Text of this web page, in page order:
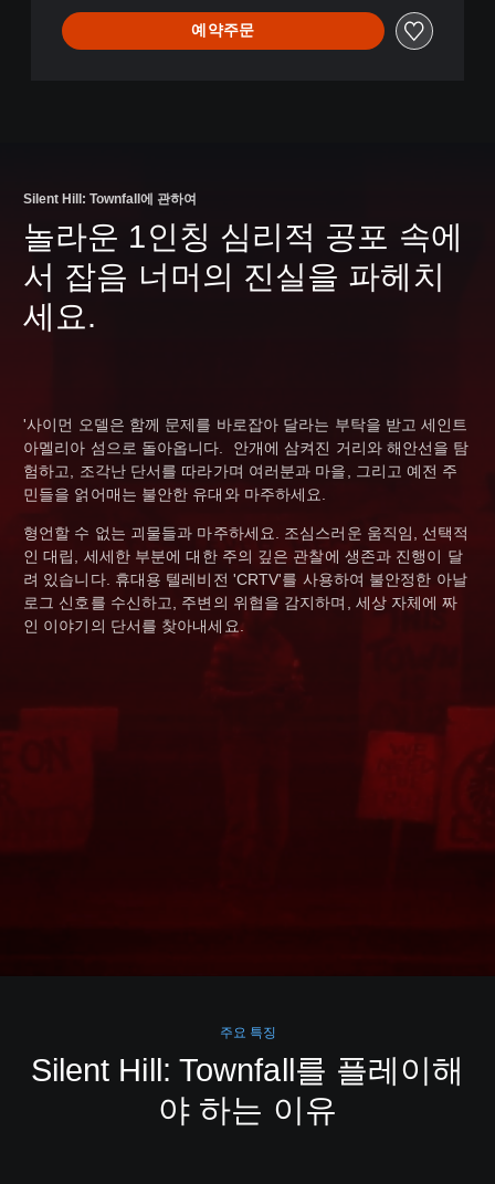
예약주문
Silent Hill: Townfall에 관하여
놀라운 1인칭 심리적 공포 속에
서 잡음 너머의 진실을 파헤치
세요.
'사이먼 오델은 함께 문제를 바로잡아 달라는 부탁을 받고 세인트
아멜리아 섬으로 돌아옵니다. 안개에 삼켜진 거리와 해안선을 탐
험하고, 조각난 단서를 따라가며 여러분과 마을, 그리고 예전 주
민들을 얽어매는 불안한 유대와 마주하세요.
형언할 수 없는 괴물들과 마주하세요. 조심스러운 움직임, 선택적
인 대립, 세세한 부분에 대한 주의 깊은 관찰에 생존과 진행이 달
려 있습니다. 휴대용 텔레비전 'CRTV'를 사용하여 불안정한 아날
로그 신호를 수신하고, 주변의 위협을 감지하며, 세상 자체에 짜
인 이야기의 단서를 찾아내세요.
주요 특징
Silent Hill: Townfall를 플레이해
야 하는 이유